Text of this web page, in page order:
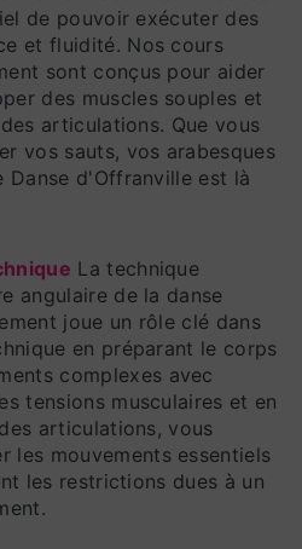
de pouvoir exécuter des
et fluidité. Nos cours
sont conçus pour aider
des muscles souples et
articulations. Que vous
vos sauts, vos arabesques
Danse d'Offranville est là
La technique
angulaire de la danse
joue un rôle clé dans
en préparant le corps
complexes avec
tensions musculaires et en
articulations, vous
les mouvements essentiels
les restrictions dues à un